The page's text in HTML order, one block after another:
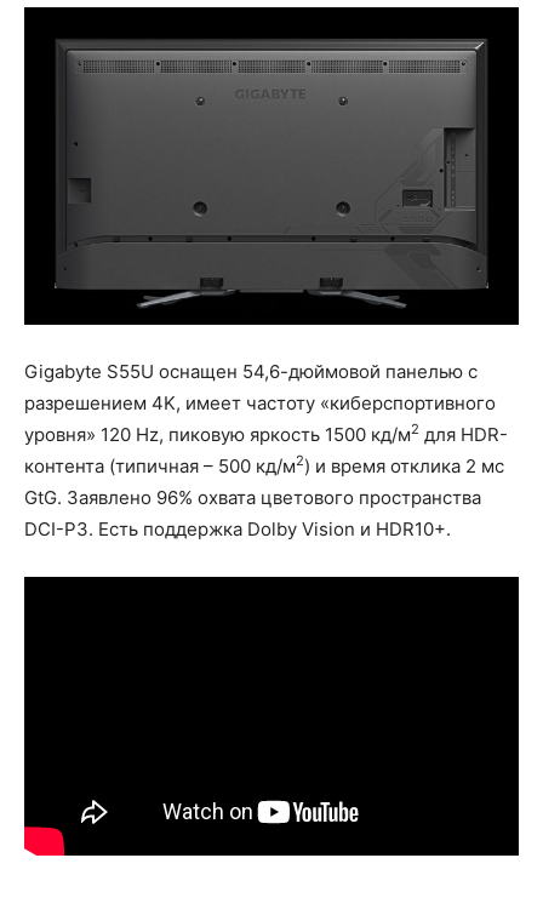
Gigabyte S55U оснащен 54,6-дюймовой панелью с
разрешением 4K, имеет частоту «киберспортивного
уровня» 120 Hz, пиковую яркость 1500 кд/м2 для HDR-
контента (типичная – 500 кд/м2) и время отклика 2 мс
GtG. Заявлено 96% охвата цветового пространства
DCI-P3. Есть поддержка Dolby Vision и HDR10+.